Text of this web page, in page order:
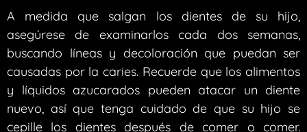
A medida que salgan los dientes de su hijo,
asegúrese de examinarlos cada dos semanas,
buscando líneas y decoloración que puedan ser
causadas por la caries. Recuerde que los alimentos
y líquidos azucarados pueden atacar un diente
nuevo, así que tenga cuidado de que su hijo se
cepille los dientes después de comer o comer.